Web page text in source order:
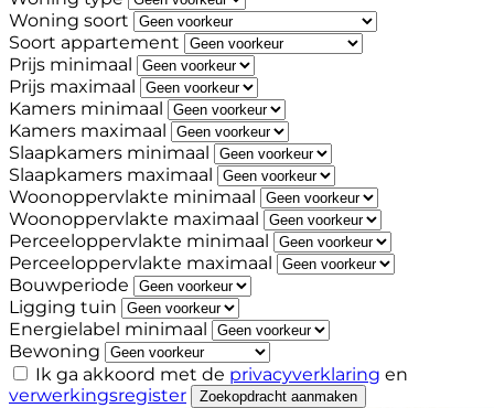
Woning soort
Soort appartement
Prijs minimaal
Prijs maximaal
Kamers minimaal
Kamers maximaal
Slaapkamers minimaal
Slaapkamers maximaal
Woonoppervlakte minimaal
Woonoppervlakte maximaal
Perceeloppervlakte minimaal
Perceeloppervlakte maximaal
Bouwperiode
Ligging tuin
Energielabel minimaal
Bewoning
Ik ga akkoord met de privacyverklaring en
verwerkingsregister
Zoekopdracht aanmaken